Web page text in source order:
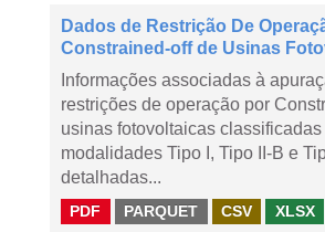
Dados de Restrição De
Constrained-off de Usinas
Informações associadas à
restrições de operação por
usinas fotovoltaicas classificadas
modalidades Tipo I, Tipo II-B e
detalhadas...
PDF PARQUET CSV XLSX